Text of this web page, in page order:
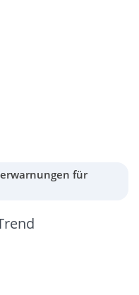
für